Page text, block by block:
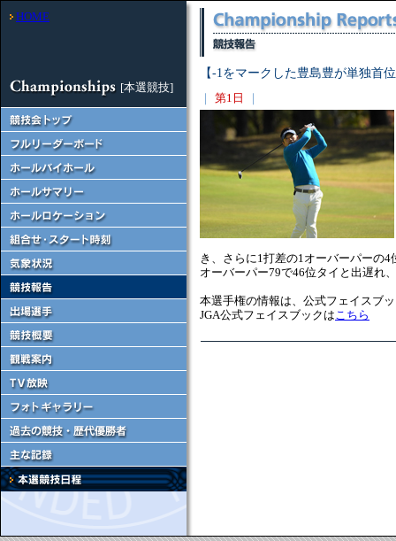
HOME
[本選競技]
【-1をマークした豊島豊が単独首
｜
第1日 ｜
き、さらに1打差の1オーバーパーの
オーバーパー79で46位タイと出遅れ
本選手権の情報は、公式フェイスブ
JGA公式フェイスブックはこちら